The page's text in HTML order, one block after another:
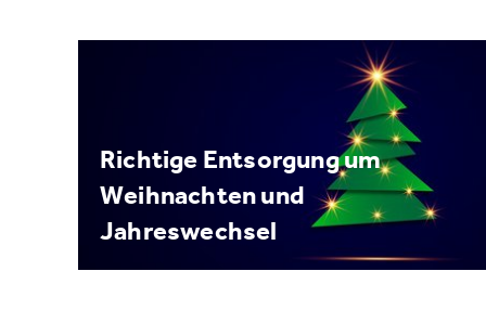
Richtige Entsorgung um
Weihnachten und
Jahreswechsel